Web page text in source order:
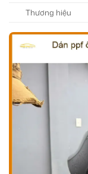
Thương hiệu